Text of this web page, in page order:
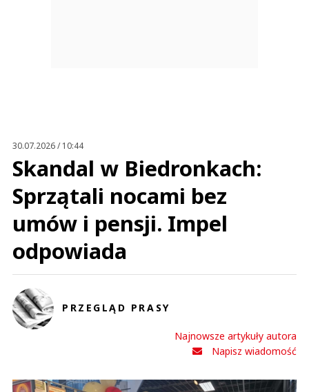
30.07.2026 / 10:44
Skandal w Biedronkach:
Sprzątali nocami bez
umów i pensji. Impel
odpowiada
PRZEGLĄD PRASY
Najnowsze artykuły autora
Napisz wiadomość